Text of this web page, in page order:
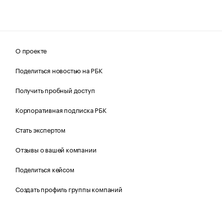
О проекте
Поделиться новостью на РБК
Получить пробный доступ
Корпоративная подписка РБК
Стать экспертом
Отзывы о вашей компании
Поделиться кейсом
Создать профиль группы компаний